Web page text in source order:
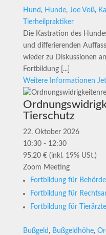
Hund , Hunde, Joe Voß,
Tierheilpraktiker
Die Kastration des
und differierenden
wieder zu Diskussionen
Fortbildung [...]
Weitere Informationen
Tierschutz
22. Oktober 2026
10:30 - 12:30
95,20 € (inkl. 19% USt.)
Zoom Meeting
Fortbildung für
Fortbildung für
Fortbildung für Tierärzte
Bußgeld , Bußgeldhöhe,